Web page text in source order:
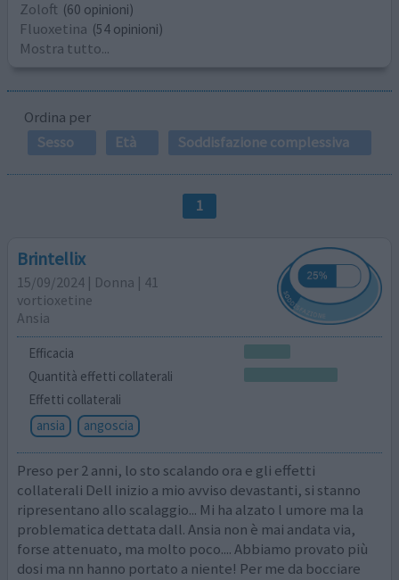
Zoloft (60 opinioni)
Fluoxetina (54 opinioni)
Mostra tutto...
Ordina per
Sesso
Età Soddisfazione complessiva
1
Brintellix
15/09/2024 | Donna | 41
vortioxetine
Ansia
Efficacia
Quantità effetti collaterali
Effetti collaterali
ansia
angoscia
Preso per 2 anni, lo sto scalando ora e gli effetti
collaterali Dell inizio a mio avviso devastanti, si stanno
ripresentano allo scalaggio... Mi ha alzato l umore ma la
problematica dettata dall. Ansia non è mai andata via,
forse attenuato, ma molto poco.... Abbiamo provato più
dosi ma nn hanno portato a niente! Per me da bocciare